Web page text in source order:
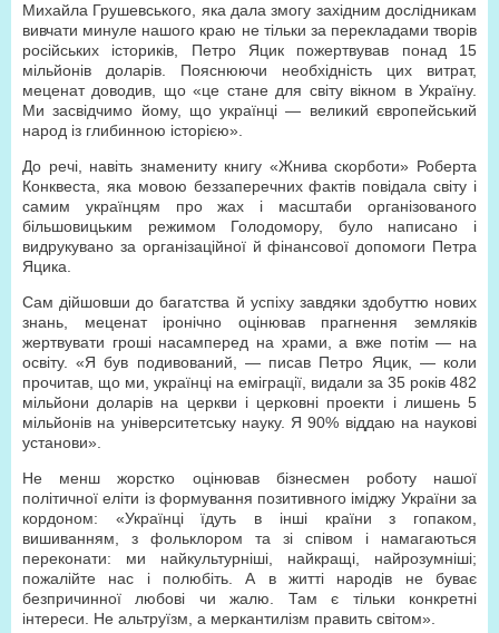
Михайла Грушевського, яка дала змогу західним дослідникам
вивчати минуле нашого краю не тільки за перекладами творів
російських істориків, Петро Яцик пожертвував понад 15
мільйонів доларів. Пояснюючи необхідність цих витрат,
меценат доводив, що «це стане для світу вікном в Україну.
Ми засвідчимо йому, що українці — великий європейський
народ із глибинною історією».
До речі, навіть знамениту книгу «Жнива скорботи» Роберта
Конквеста, яка мовою беззаперечних фактів повідала світу і
самим українцям про жах і масштаби організованого
більшовицьким режимом Голодомору, було написано і
видрукувано за організаційної й фінансової допомоги Петра
Яцика.
Сам дійшовши до багатства й успіху завдяки здобуттю нових
знань, меценат іронічно оцінював прагнення земляків
жертвувати гроші насамперед на храми, а вже потім — на
освіту. «Я був подивований, — писав Петро Яцик, — коли
прочитав, що ми, українці на еміграції, видали за 35 років 482
мільйони доларів на церкви і церковні проекти і лишень 5
мільйонів на університетську науку. Я 90% віддаю на наукові
установи».
Не менш жорстко оцінював бізнесмен роботу нашої
політичної еліти із формування позитивного іміджу України за
кордоном: «Українці їдуть в інші країни з гопаком,
вишиванням, з фольклором та зі співом і намагаються
переконати: ми найкультурніші, найкращі, найрозумніші;
пожалійте нас і полюбіть. А в житті народів не буває
безпричинної любові чи жалю. Там є тільки конкретні
інтереси. Не альтруїзм, а меркантилізм править світом».